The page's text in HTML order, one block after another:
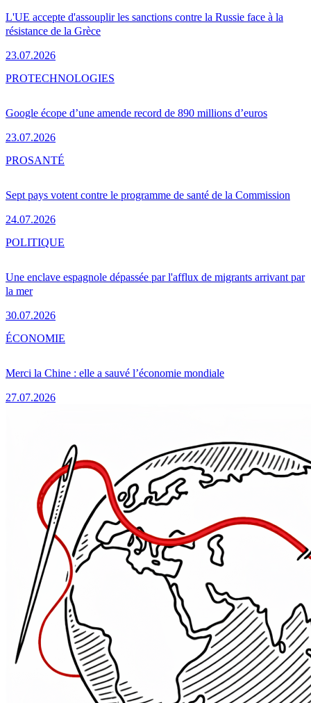
L'UE accepte d'assouplir les sanctions contre la Russie face à la
résistance de la Grèce
23.07.2026
Google écope d’une amende record de 890 millions d’euros
23.07.2026
PROTECHNOLOGIES
Sept pays votent contre le programme de santé de la Commission
24.07.2026
PROSANTÉ
Une enclave espagnole dépassée par l'afflux de migrants arrivant par
la mer
30.07.2026
POLITIQUE
Merci la Chine : elle a sauvé l’économie mondiale
27.07.2026
ÉCONOMIE